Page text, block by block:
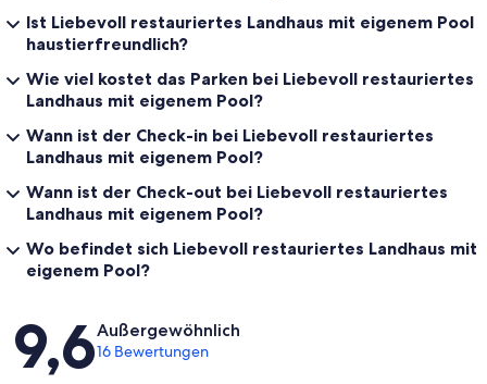
Ist Liebevoll restauriertes Landhaus mit eigenem Pool
haustierfreundlich?
Wie viel kostet das Parken bei Liebevoll restauriertes
Landhaus mit eigenem Pool?
Wann ist der Check-in bei Liebevoll restauriertes
Landhaus mit eigenem Pool?
Wann ist der Check-out bei Liebevoll restauriertes
Landhaus mit eigenem Pool?
Wo befindet sich Liebevoll restauriertes Landhaus mit
eigenem Pool?
Bewertungen
9,6Außergewöhnlich
16 Bewertungen